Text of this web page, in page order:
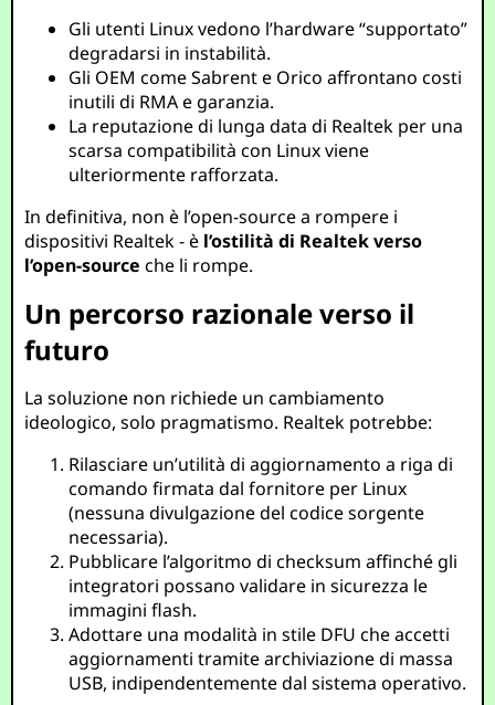
Gli utenti Linux vedono l’hardware “supportato”
degradarsi in instabilità.
Gli OEM come Sabrent e Orico affrontano costi
inutili di RMA e garanzia.
La reputazione di lunga data di Realtek per una
scarsa compatibilità con Linux viene
ulteriormente rafforzata.
In definitiva, non è l’open-source a rompere i
dispositivi Realtek - è l’ostilità di Realtek verso
l’open-source che li rompe.
Un percorso razionale verso il
futuro
La soluzione non richiede un cambiamento
ideologico, solo pragmatismo. Realtek potrebbe:
Rilasciare un’utilità di aggiornamento a riga di
comando firmata dal fornitore per Linux
(nessuna divulgazione del codice sorgente
necessaria).
Pubblicare l’algoritmo di checksum affinché gli
integratori possano validare in sicurezza le
immagini flash.
Adottare una modalità in stile DFU che accetti
aggiornamenti tramite archiviazione di massa
USB, indipendentemente dal sistema operativo.